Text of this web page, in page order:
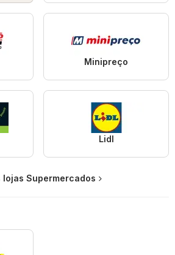
Minipreço
Lidl
lojas Supermercados